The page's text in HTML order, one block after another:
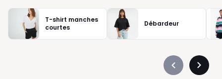
T-shirt manches
courtes
Débardeur
Précédent